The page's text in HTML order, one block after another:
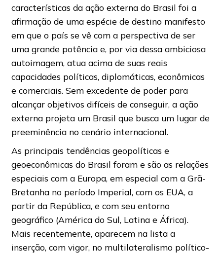
características da ação externa do Brasil foi a
afirmação de uma espécie de destino manifesto
em que o país se vê com a perspectiva de ser
uma grande potência e, por via dessa ambiciosa
autoimagem, atua acima de suas reais
capacidades políticas, diplomáticas, econômicas
e comerciais. Sem excedente de poder para
alcançar objetivos difíceis de conseguir, a ação
externa projeta um Brasil que busca um lugar de
preeminência no cenário internacional.
As principais tendências geopolíticas e
geoeconômicas do Brasil foram e são as relações
especiais com a Europa, em especial com a Grã-
Bretanha no período Imperial, com os EUA, a
partir da República, e com seu entorno
geográfico (América do Sul, Latina e África).
Mais recentemente, aparecem na lista a
inserção, com vigor, no multilateralismo político-